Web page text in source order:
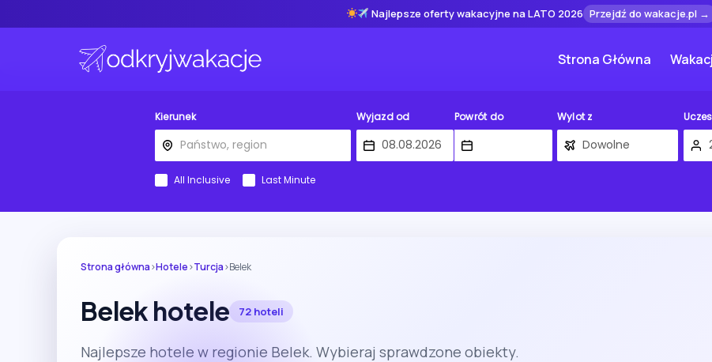
Najlepsze oferty wakacyjne na LATO 2026 Przejdź do wakacje.pl →
Strona Główna
Kierunek Wyjazd od Powrót do Wylot z
All Inclusive Last Minute
Strona główna›Hotele›Turcja›Belek
Belek hotele 72 hoteli
Najlepsze hotele w regionie Belek. Wybieraj sprawdzone obiekty.